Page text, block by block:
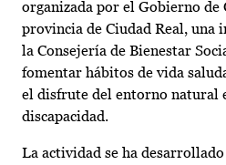
organizada por el Gobierno de
provincia de Ciudad Real, una
la Consejería de Bienestar
fomentar hábitos de vida
el disfrute del entorno natural
discapacidad.
La actividad se ha